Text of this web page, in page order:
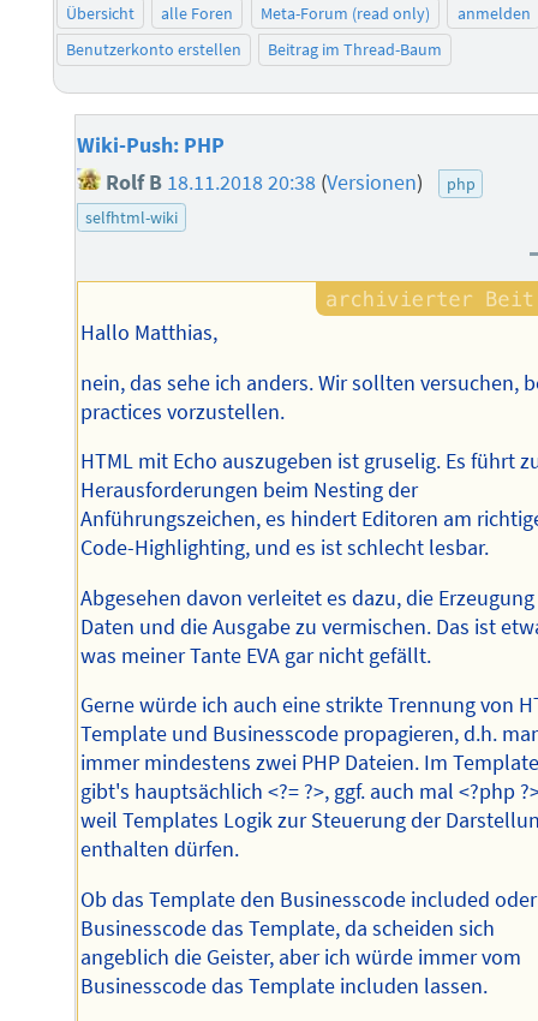
Übersicht alle Foren Meta-Forum (read only)
anmelden
Benutzerkonto erstellen
Beitrag im Thread-Baum
Wiki-Push: PHP
Rolf B 18.11.2018 20:38 (Versionen)
php
selfhtml-wiki
Hallo Matthias,
nein, das sehe ich anders. Wir sollten versuchen,
practices vorzustellen.
HTML mit Echo auszugeben ist gruselig. Es führt
Herausforderungen beim Nesting der
Anführungszeichen, es hindert Editoren am
Code-Highlighting, und es ist schlecht lesbar.
Abgesehen davon verleitet es dazu, die
Daten und die Ausgabe zu vermischen. Das ist
was meiner Tante EVA gar nicht gefällt.
Gerne würde ich auch eine strikte Trennung von
Template und Businesscode propagieren, d.h.
immer mindestens zwei PHP Dateien. Im
gibt's hauptsächlich <?= ?>, ggf. auch mal <?php
weil Templates Logik zur Steuerung der
enthalten dürfen.
Ob das Template den Businesscode included
Businesscode das Template, da scheiden sich
angeblich die Geister, aber ich würde immer vom
Businesscode das Template includen lassen.